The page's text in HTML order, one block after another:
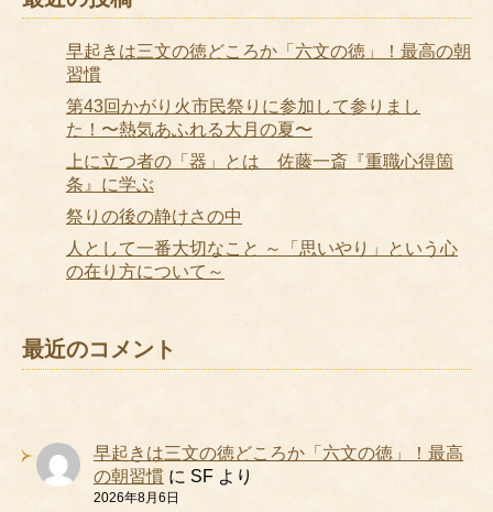
早起きは三文の徳どころか「六文の徳」！最高の朝
習慣
第43回かがり火市民祭りに参加して参りまし
た！〜熱気あふれる大月の夏〜
上に立つ者の「器」とは 佐藤一斎『重職心得箇
条』に学ぶ
祭りの後の静けさの中
人として一番大切なこと ～「思いやり」という心
の在り方について～
最近のコメント
早起きは三文の徳どころか「六文の徳」！最高
の朝習慣 に SF より
2026年8月6日